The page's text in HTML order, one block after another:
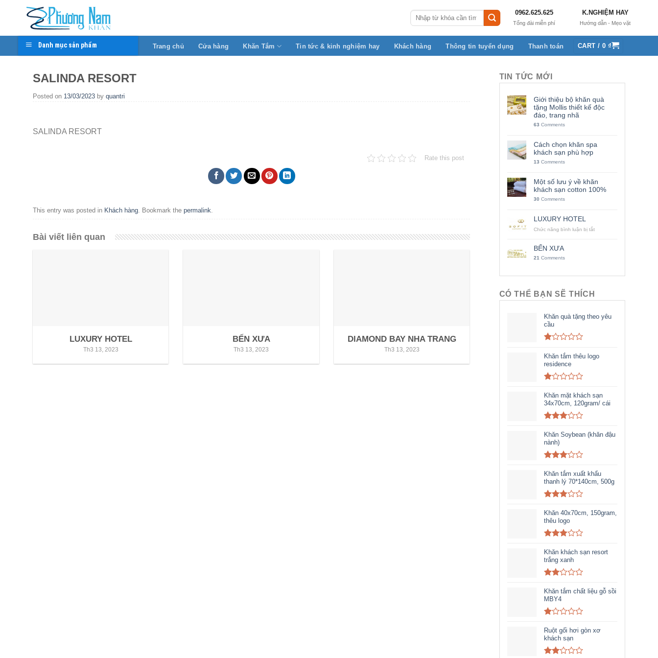
Search
for:
0962.625.625
Tổng đài miễn phí
K.NGHIỆM HAY
Hướng dẫn - Mẹo vặt
Danh mục sản phẩm Trang chủ Cửa hàng Khăn Tắm Tin tức & kinh nghiệm hay Khách hàng Thông tin tuyển dụng Thanh toán CART / 0 ₫
SALINDA RESORT
Posted on 13/03/2023 by quantri
SALINDA RESORT
Rate this post
This entry was posted in Khách hàng . Bookmark the permalink
Bài viết liên quan
LUXURY HOTEL
Th3 13, 2023
BẾN XƯA
Th3 13, 2023
DIAMOND BAY NHA TRANG
Th3 13, 2023
TIN TỨC MỚI
Giới thiệu bộ khăn quà
tặng Mollis thiết kế độc
đáo, trang nhã
63 Comments
Cách chọn khăn spa
khách sạn phù hợp
13 Comments
Một số lưu ý về khăn
khách sạn cotton 100%
30 Comments
LUXURY HOTEL
Chức năng bình luận bị tắtở
BẾN XƯA
21 Comments
CÓ THỂ BẠN SẼ THÍCH
Khăn quà tặng theo yêu
cầu
1.00
out
of
5
Khăn tắm thêu logo
residence
1.00
out
of
5
Khăn mặt khách sạn
34x70cm, 120gram/ cái
2.98
out of
5
Khăn Soybean (khăn đậu
nành)
3.03
out of
5
Khăn tắm xuất khẩu
thanh lý 70*140cm, 500g
2.93
out of
5
Khăn 40x70cm, 150gram,
thêu logo
2.94
out of
5
Khăn khách sạn resort
trắng xanh
2.04
out
of 5
Khăn tắm chất liệu gỗ sồi
MBY4
1.00
out
of
5
Ruột gối hơi gòn xơ
khách sạn